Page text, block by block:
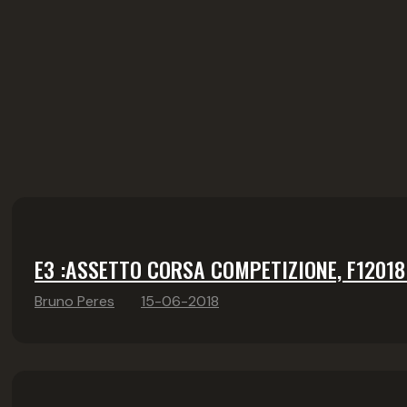
E3 :ASSETTO CORSA COMPETIZIONE,
Bruno Peres 15-06-2018